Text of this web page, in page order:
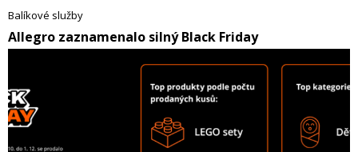
zhruba čtvrtiny prodejců. Ukazuje to průzkum agentury B-inside (2025)
realizovaný pro společnost Seyfor mezi zástupci české a slovenské e-
commerce.
Balíkové služby
​Allegro zaznamenalo silný Black Friday